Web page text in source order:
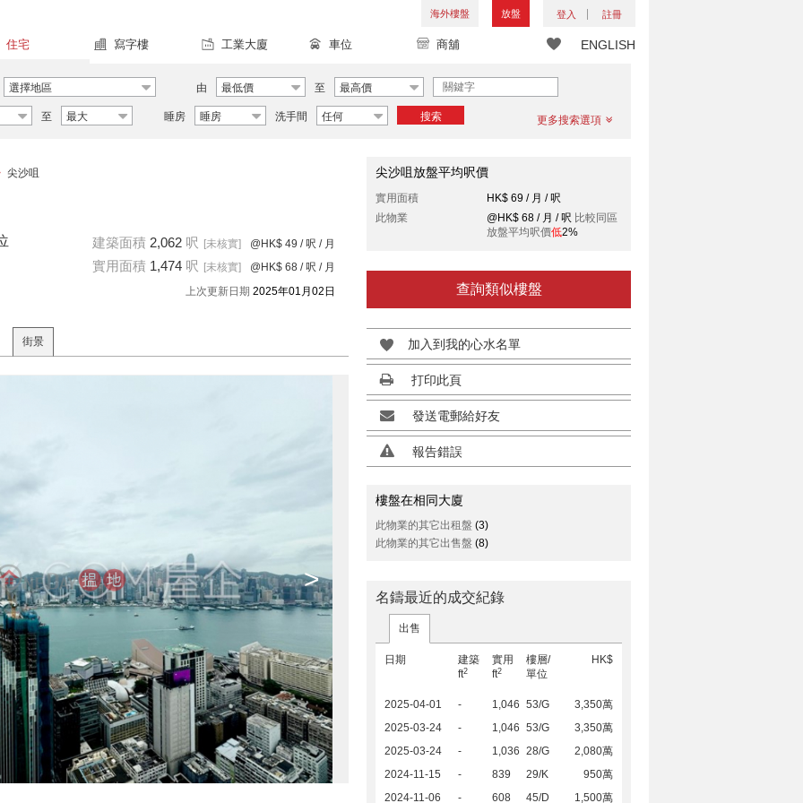
海外樓盤 放盤 登入 註冊
ENGLISH
住宅 寫字樓 工業大廈 車位 商舖
選擇地區 由 最低價 至 最高價
至 最大 睡房 睡房 洗手間 任何 搜索 更多搜索選項
尖沙咀
建築面積 2,062 呎 [未核實] @HK$ 49 / 呎 / 月
實用面積 1,474 呎 [未核實] @HK$ 68 / 呎 / 月
上次更新日期 2025年01月02日
街景
>
尖沙咀放盤平均呎價
實用面積
HK$ 69 / 月 / 呎
此物業
@HK$ 68 / 月 / 呎 比較同區
放盤平均呎價低2%
查詢類似樓盤
加入到我的心水名單
打印此頁
發送電郵給好友
報告錯誤
樓盤在相同大廈
此物業的其它出租盤 (3)
此物業的其它出售盤 (8)
名鑄最近的成交紀錄
出售
日期
建築
ft2
實用
ft2
樓層/
單位
HK$
2025-04-01 - 1,046 53/G
3,350萬
2025-03-24
- 1,046 53/G
3,350萬
2025-03-24
- 1,036 28/G
2,080萬
2024-11-15
- 839 29/K
950萬
2024-11-06
- 608 45/D 1,500萬